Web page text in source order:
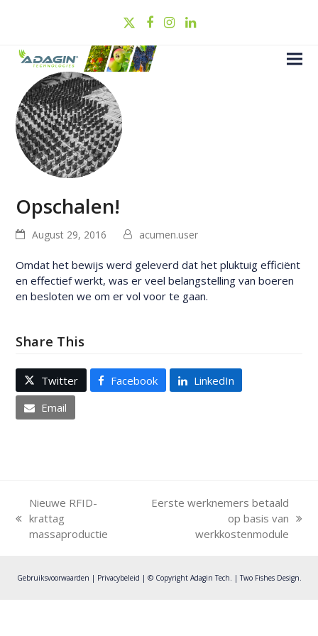
Twitter
Facebook
Instagram
LinkedIn
Opschalen!
August 29, 2016 acumen.user
Omdat het bewijs werd geleverd dat het pluktuig efficiënt
en effectief werkt, was er veel belangstelling van boeren
en besloten we om er vol voor te gaan.
Share This
Twitter Facebook
LinkedIn
Email
previous
post:
Nieuwe RFID-
krattag
massaproductie
Eerste werknemers betaald
op basis van
werkkostenmodule
Gebruiksvoorwaarden | Privacybeleid | © Copyright Adagin Tech. |Two Fishes Design.